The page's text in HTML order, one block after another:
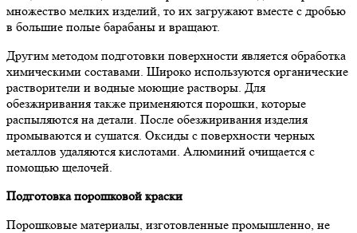
множество мелких изделий, то их загружают вместе с дробью
в большие полые барабаны и вращают.
Другим методом подготовки поверхности является обработка
химическими составами. Широко используются органические
растворители и водные моющие растворы. Для
обезжиривания также применяются порошки, которые
распыляются на детали. После обезжиривания изделия
промываются и сушатся. Оксиды с поверхности черных
металлов удаляются кислотами. Алюминий очищается с
помощью щелочей.
Подготовка порошковой краски
Порошковые материалы, изготовленные промышленно, не